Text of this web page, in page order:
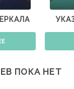
ПОКА НЕТ